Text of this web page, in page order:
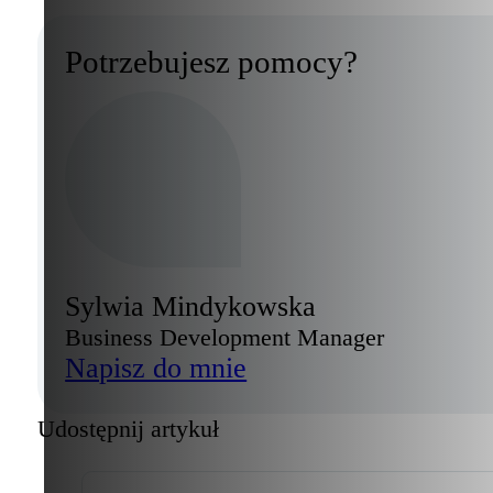
Potrzebujesz pomocy?
Sylwia Mindykowska
Business Development Manager
Napisz do mnie
Udostępnij artykuł